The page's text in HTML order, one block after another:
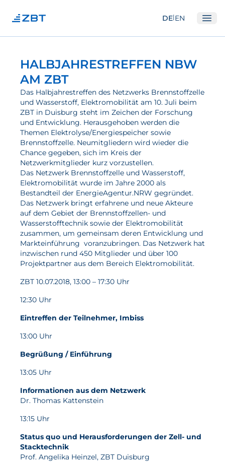
DE|EN
Über Uns
Abteilungen
Ausstattung
Gute Wissenschaftliche Praxis
Open Science und IP
Gremien
Unser Netzwerk
Forschung
Brennstoffzellen
Wasserstoff
Elektrolyse
Leistungen
Entwicklung
Herstellungsverfahren
Mess- und Prüfverfahren
Beratung und Studien
Modellierung & Simulation
Karriere
Offene Stellen
Weiterentwicklung
Vorteile für Mitarbeiter:innen
HALBJAHRESTREFFEN NBW
AM ZBT
Das Halbjahrestreffen des Netzwerks Brennstoffzelle
und Wasserstoff, Elektromobilität am 10. Juli beim
ZBT in Duisburg steht im Zeichen der Forschung
und Entwicklung. Herausgehoben werden die
Themen Elektrolyse/Energiespeicher sowie
Brennstoffzelle. Neumitgliedern wird wieder die
Chance gegeben, sich im Kreis der
Netzwerkmitglieder kurz vorzustellen.
Das Netzwerk Brennstoffzelle und Wasserstoff,
Elektromobilität wurde im Jahre 2000 als
Bestandteil der EnergieAgentur.NRW gegründet.
Das Netzwerk bringt erfahrene und neue Akteure
auf dem Gebiet der Brennstoffzellen- und
Wasserstofftechnik sowie der Elektromobilität
zusammen, um gemeinsam deren Entwicklung und
Markteinführung voranzubringen. Das Netzwerk hat
inzwischen rund 450 Mitglieder und über 100
Projektpartner aus dem Bereich Elektromobilität.
ZBT 10.07.2018, 13:00 – 17:30 Uhr
12:30 Uhr
Eintreffen der Teilnehmer, Imbiss
13:00 Uhr
Begrüßung / Einführung
13:05 Uhr
Informationen aus dem Netzwerk
Dr. Thomas Kattenstein
13:15 Uhr
Status quo und Herausforderungen der Zell- und
Stacktechnik
Prof. Angelika Heinzel, ZBT Duisburg